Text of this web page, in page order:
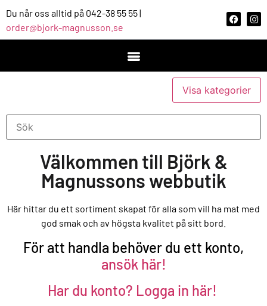
Du når oss alltid på 042-38 55 55 |
order@bjork-magnusson.se
Visa kategorier
Välkommen till Björk &
Magnussons webbutik
Här hittar du ett sortiment skapat för alla som vill ha mat med
god smak och av högsta kvalitet på sitt bord.
För att handla behöver du ett konto,
ansök här!
Har du konto? Logga in här!